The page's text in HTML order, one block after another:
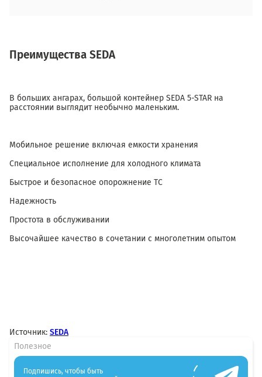
Преимущества SEDA
В больших ангарах, большой контейнер SEDA 5-STAR на
расстоянии выглядит необычно маленьким.
Мобильное решение включая емкости хранения
Специальное исполнение для холодного климата
Быстрое и безопасное опорожнение ТС
Надежность
Простота в обслуживании
Высочайшее качество в сочетании с многолетним опытом
Источник: SEDA
Полезное
Подпишись, чтобы быть